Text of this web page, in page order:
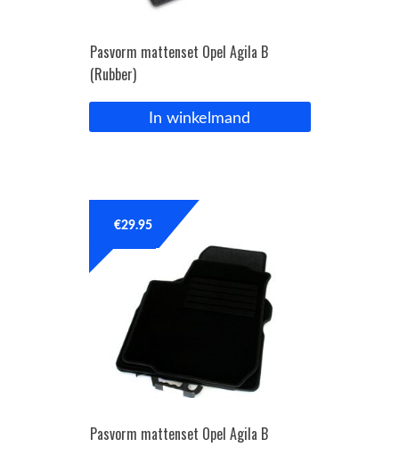
Pasvorm mattenset Opel Agila B
(Rubber)
In winkelmand
Pasvorm mattenset Opel Agila B
€29.95